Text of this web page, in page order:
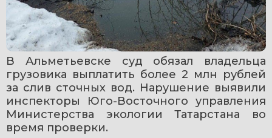
В Альметьевске суд обязал владельца
грузовика выплатить более 2 млн рублей
за слив сточных вод. Нарушение выявили
инспекторы Юго-Восточного управления
Министерства экологии Татарстана во
время проверки.